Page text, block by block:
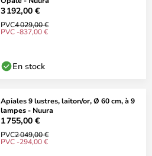
3 192,00 €
PVC4 029,00 €
PVC -837,00 €
En stock
Apiales 9 lustres, laiton/or, Ø 60 cm, à 9
lampes - Nuura
1 755,00 €
PVC2 049,00 €
PVC -294,00 €